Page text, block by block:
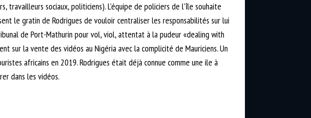
sociaux, politiciens). L’équipe de policiers de l’île souhaite
le gratin de Rodrigues de vouloir centraliser les responsabilités sur lui
de Port-Mathurin pour vol, viol, attentat à la pudeur «dealing with
sur la vente des vidéos au Nigéria avec la complicité de Mauriciens. Un
africains en 2019. Rodrigues était déjà connue comme une ile à
dans les vidéos.